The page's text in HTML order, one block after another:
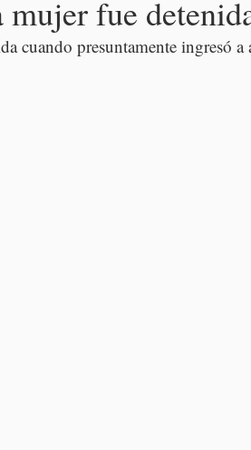
mujer fue
cuando presuntamente ingresó a